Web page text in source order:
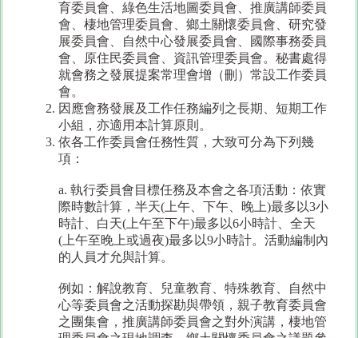
育委員會、綠色生活地圖委員會、推廣講師委員
會、棲地管理委員會、鄉土關懷委員會、研究發
展委員會、自然中心發展委員會、國際事務委員
會、原住民委員會、資訊管理委員會。秘書處得
就會務之發展提案常理會增（刪）常設工作委員
會。
因應會務發展及工作任務編列之長期、短期工作
小組，亦適用本計算原則。
依各工作委員會任務性質，大致可分為下列幾
項：
a. 執行委員會目標任務及本會之各項活動：依實
際時數計算，半天(上午、下午、晚上)最多以3小
時計、白天(上午至下午)最多以6小時計、全天
(上午至晚上或過夜)最多以9小時計。活動編制內
的人員才允與計算。
例如：解說教育、兒童教育、特殊教育、自然中
心等委員會之活動探勘與帶領，親子教育委員會
之團集會，推廣講師委員會之對外演講，棲地管